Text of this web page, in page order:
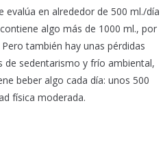
en alrededor de 500 ml./día
algo más de 1000 ml., por
también hay unas pérdidas
de sedentarismo y frío ambiental,
beber algo cada día: unos 500
física moderada.